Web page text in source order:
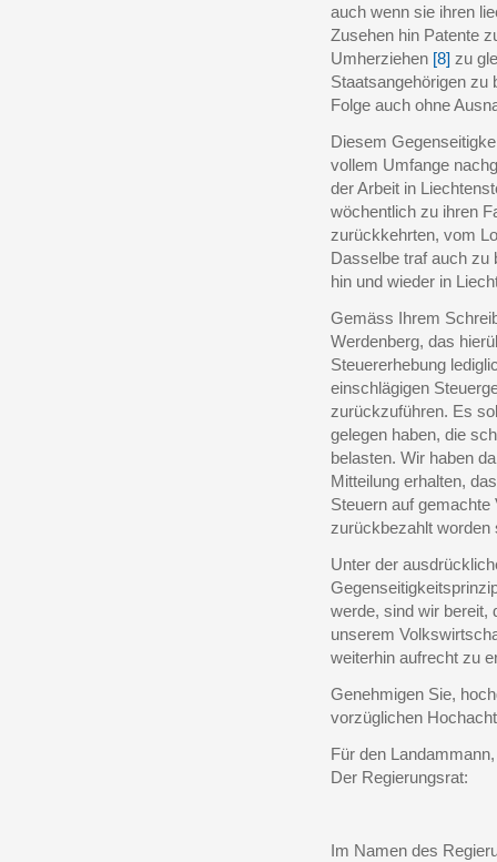
auch wenn sie ihren
Zusehen hin Patente
Umherziehen [8] zu
Staatsangehörigen zu
Folge auch ohne
Diesem
vollem Umfange
der Arbeit in
wöchentlich zu ihren
zurückkehrten, vom
Dasselbe traf auch zu
hin und wieder in
Gemäss Ihrem
Werdenberg, das
Steuererhebung
einschlägigen
zurückzuführen. Es
gelegen haben, die
belasten. Wir haben
Mitteilung erhalten,
Steuern auf
zurückbezahlt worden
Unter der
werde, sind wir bereit,
unserem
weiterhin aufrecht zu
Genehmigen Sie,
vorzüglichen
Für den Landammann,
Der Regierungsrat:
Im Namen des